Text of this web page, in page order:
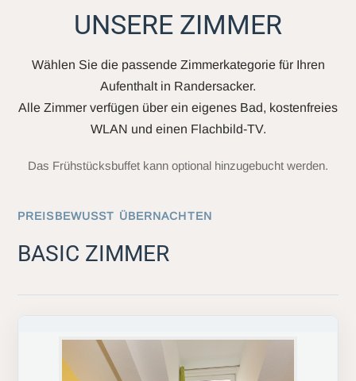
UNSERE ZIMMER
Wählen Sie die passende Zimmerkategorie für Ihren
Aufenthalt in Randersacker.
Alle Zimmer verfügen über ein eigenes Bad, kostenfreies
WLAN und einen Flachbild-TV.
Das Frühstücksbuffet kann optional hinzugebucht werden.
PREISBEWUSST ÜBERNACHTEN
BASIC ZIMMER